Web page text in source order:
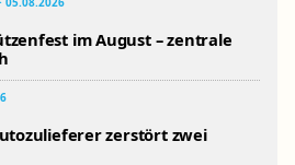
im August – zentrale
zerstört zwei